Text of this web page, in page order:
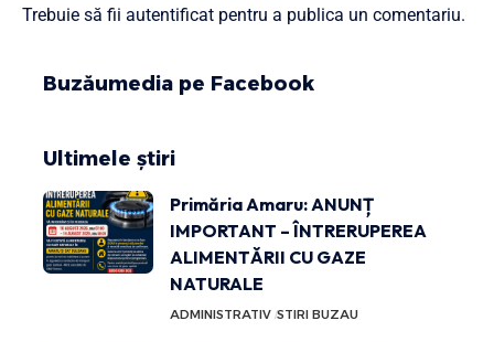
Trebuie să fii autentificat pentru a publica un comentariu.
Buzăumedia pe Facebook
Ultimele știri
Primăria Amaru: ANUNȚ
IMPORTANT – ÎNTRERUPEREA
ALIMENTĂRII CU GAZE
NATURALE
ADMINISTRATIV STIRI BUZAU